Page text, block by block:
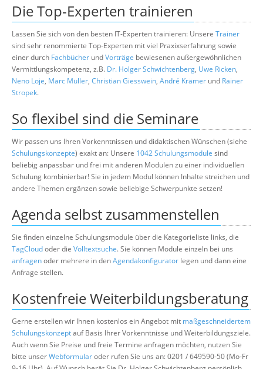
Die Top-Experten trainieren
Lassen Sie sich von den besten IT-Experten trainieren: Unsere Trainer
sind sehr renommierte Top-Experten mit viel Praxixserfahrung sowie
einer durch Fachbücher undVorträge bewiesenen außergewöhnlichen
Vermittlungskompetenz, z.B. Dr. Holger Schwichtenberg, Uwe Ricken,
Neno Loje, Marc Müller, Christian Giesswein, André Krämer und Rainer
Stropek.
So flexibel sind die Seminare
Wir passen uns Ihren Vorkenntnissen und didaktischen Wünschen (siehe
Schulungskonzepte) exakt an: Unsere 1042 Schulungsmodule sind
beliebig anpassbar und frei mit anderen Modulen zu einer individuellen
Schulung kombinierbar! Sie in jedem Modul können Inhalte streichen und
andere Themen ergänzen sowie beliebige Schwerpunkte setzen!
Agenda selbst zusammenstellen
Sie finden einzelne Schulungsmodule über die Kategorieliste links, die
TagCloudoder die Volltextsuche. Sie können Module einzeln bei uns
anfragenoder mehrere in denAgendakonfigurator legen und dann eine
Anfrage stellen.
Kostenfreie Weiterbildungsberatung
Gerne erstellen wir Ihnen kostenlos ein Angebot mit maßgeschneidertem
Schulungskonzeptauf Basis Ihrer Vorkenntnisse und Weiterbildungsziele.
Auch wenn Sie Preise und freie Termine anfragen möchten, nutzen Sie
bitte unserWebformularoder rufen Sie uns an: 0201 / 649590-50 (Mo-Fr